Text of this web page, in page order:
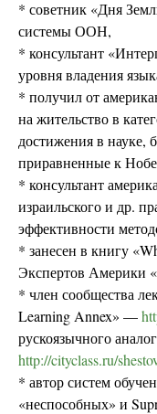
* советник «Дня
системы ООН,
* консультант
уровня владения
* получил от
на жительство в
достижения в науке,
приравненные к
* консультант
израильского и др.
эффективности
* занесен в книгу
Экспертов Америки
* член сообщества
Learning Annex» —
рускоязычного
http://cityclass.ru/
* автор систем
«неспособных» и